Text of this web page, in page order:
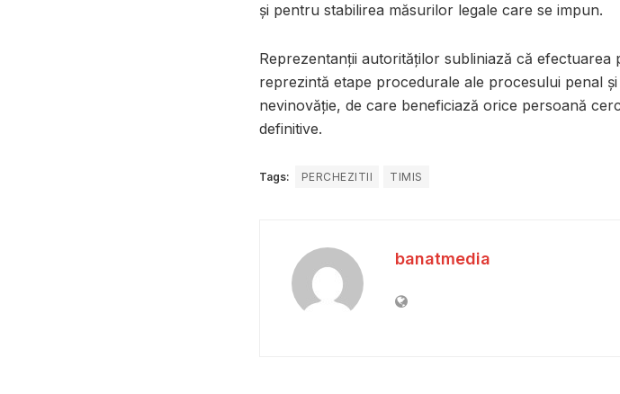
și pentru stabilirea măsurilor legale care se impun.
Reprezentanții autorităților subliniază că
reprezintă etape procedurale ale procesului penal
nevinovăție, de care beneficiază orice persoană
definitive.
Tags: PERCHEZITII TIMIS
banatmedia